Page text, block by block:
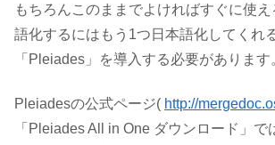
もちろんこのままでよければすぐに使
語化するにはもう1つ日本語化してくれ
「Pleiades」を導入する必要があります
Pleiadesの公式ページ( http://
「Pleiades All in One ダウンロード」で